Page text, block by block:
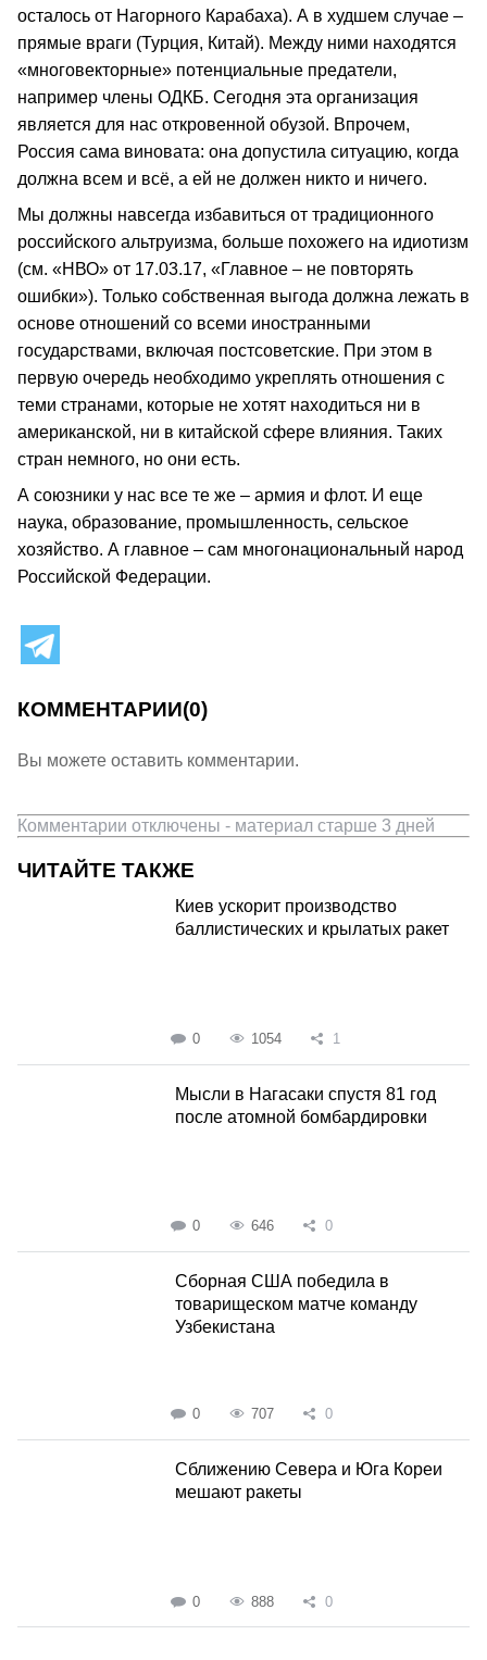
осталось от Нагорного Карабаха). А в худшем случае –
прямые враги (Турция, Китай). Между ними находятся
«многовекторные» потенциальные предатели,
например члены ОДКБ. Сегодня эта организация
является для нас откровенной обузой. Впрочем,
Россия сама виновата: она допустила ситуацию, когда
должна всем и всё, а ей не должен никто и ничего.
Мы должны навсегда избавиться от традиционного
российского альтруизма, больше похожего на идиотизм
(см. «НВО» от 17.03.17, «Главное – не повторять
ошибки»). Только собственная выгода должна лежать в
основе отношений со всеми иностранными
государствами, включая постсоветские. При этом в
первую очередь необходимо укреплять отношения с
теми странами, которые не хотят находиться ни в
американской, ни в китайской сфере влияния. Таких
стран немного, но они есть.
А союзники у нас все те же – армия и флот. И еще
наука, образование, промышленность, сельское
хозяйство. А главное – сам многонациональный народ
Российской Федерации.
КОММЕНТАРИИ(0)
Вы можете оставить комментарии.
Комментарии отключены - материал старше 3 дней
ЧИТАЙТЕ ТАКЖЕ
Киев ускорит производство
баллистических и крылатых ракет
0 1054 1
Мысли в Нагасаки спустя 81 год
после атомной бомбардировки
0 646 0
Сборная США победила в
товарищеском матче команду
Узбекистана
0 707 0
Сближению Севера и Юга Кореи
мешают ракеты
0 888 0